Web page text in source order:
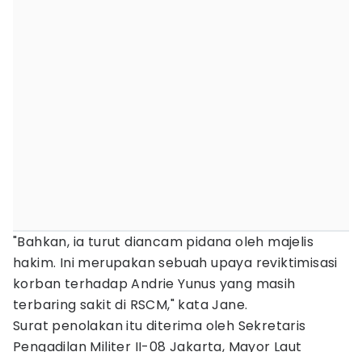
"Bahkan, ia turut diancam pidana oleh majelis
hakim. Ini merupakan sebuah upaya reviktimisasi
korban terhadap Andrie Yunus yang masih
terbaring sakit di RSCM," kata Jane.
Surat penolakan itu diterima oleh Sekretaris
Pengadilan Militer II-08 Jakarta, Mayor Laut